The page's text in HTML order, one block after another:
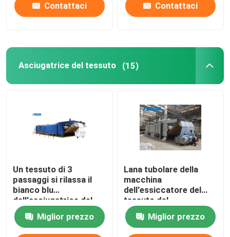
apparecchio di tintura del tessuto
Asciugatrice di caduta
rifinitrice dello stenter
Contattaci Contattaci
Asciugatrice del tessuto (15)
Un tessuto di 3
passaggi si rilassa il
bianco blu
dell'asciugatrice del
tessuto
dell'essiccatore
Miglior prezzo
Lana tubolare della
macchina
dell'essiccatore del
tessuto del
riscaldamento a gas
pre asciugatrice
50m/Min
Miglior prezzo